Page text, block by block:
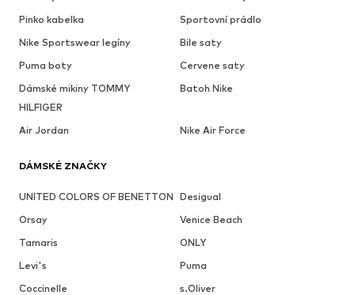
Pinko kabelka
Sportovní prádlo
Nike Sportswear legíny
Bile saty
Puma boty
Cervene saty
Dámské mikiny TOMMY
HILFIGER
Batoh Nike
Air Jordan Nike Air Force
DÁMSKÉ ZNAČKY
UNITED COLORS OF BENETTON Desigual
Orsay
Venice Beach
Tamaris
ONLY
Levi's
Puma
Coccinelle
s.Oliver